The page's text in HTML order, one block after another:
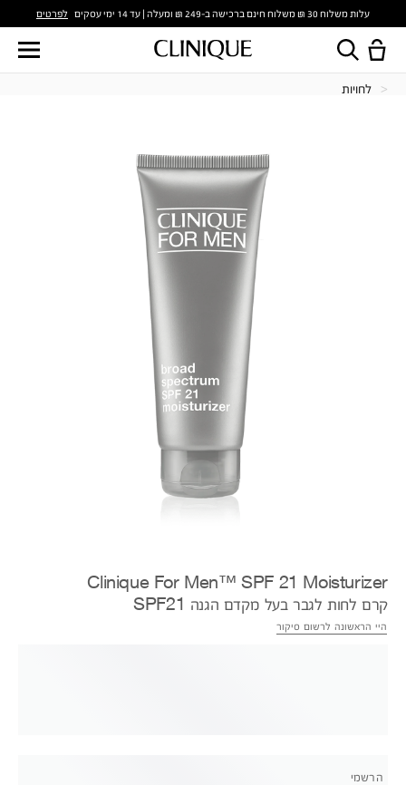
עלות משלוח 30 ₪ משלוח חינם ברכישה ב-249 ₪ ומעלה | עד 14 ימי עסקים לפרטים
לחויות
Clinique For Men™ SPF 21 Moisturizer
קרם לחות לגבר בעל מקדם הגנה SPF21
היי הראשונה לרשום סיקור
הרשמי